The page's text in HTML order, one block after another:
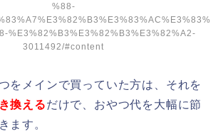
%88-
%E3%82%B3%E3%82%B3%E3%82%A2-
3011492/#content
をメインで買っていた方は、それを
換えるだけで、おやつ代を大幅に節
ます。